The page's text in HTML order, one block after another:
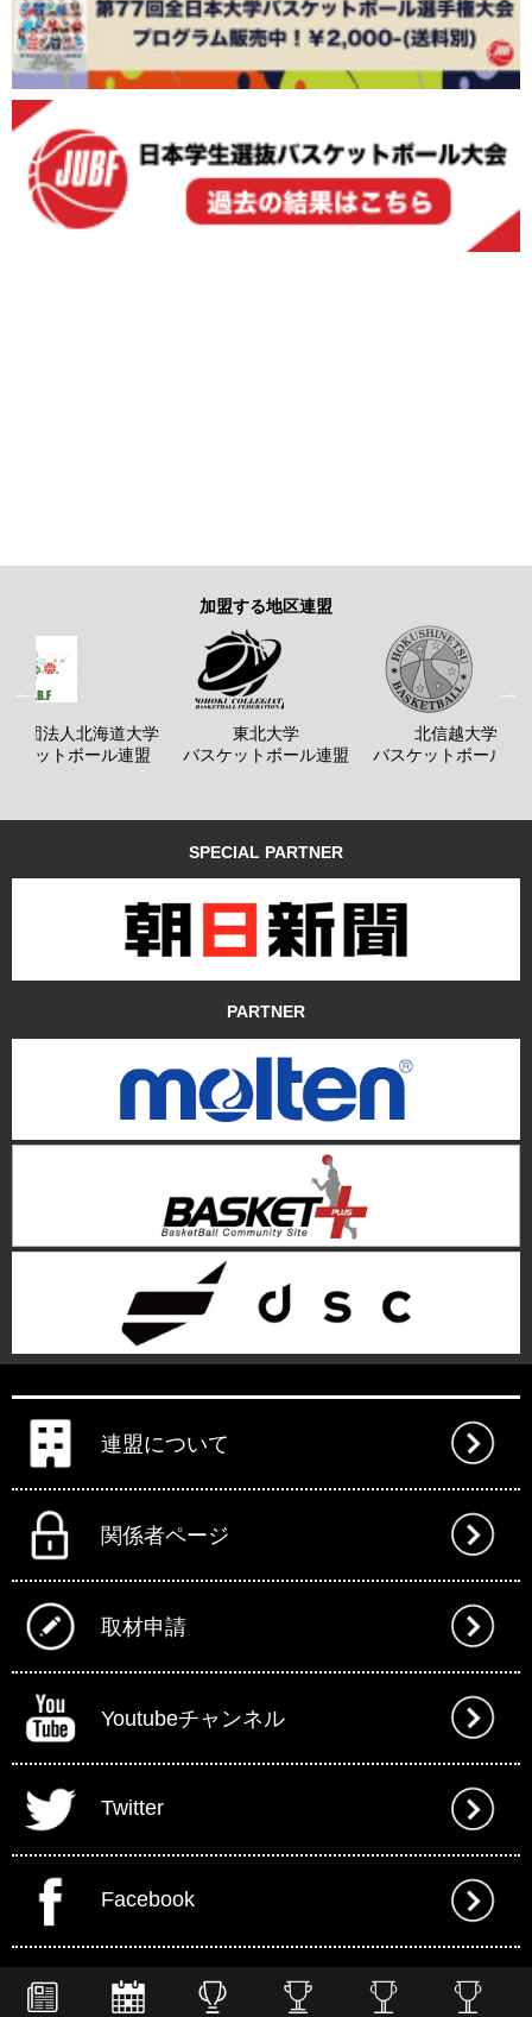
加盟する地区連盟
社団法人北海道大学
ケットボール連盟
東北大学
バスケットボール連盟
北信越大学
バスケットボール連
SPECIAL PARTNER
PARTNER
連盟について
関係者ページ
取材申請
Youtubeチャンネル
Twitter
Facebook